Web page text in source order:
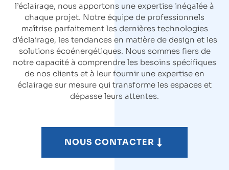
l’éclairage, nous apportons une expertise inégalée à
chaque projet. Notre équipe de professionnels
maîtrise parfaitement les dernières technologies
d’éclairage, les tendances en matière de design et les
solutions écoénergétiques. Nous sommes fiers de
notre capacité à comprendre les besoins spécifiques
de nos clients et à leur fournir une expertise en
éclairage sur mesure qui transforme les espaces et
dépasse leurs attentes.
NOUS CONTACTER